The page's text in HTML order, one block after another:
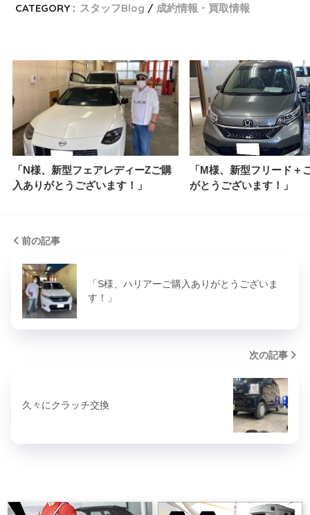
CATEGORY : スタッフBlog 成約情報・買取情報
「N様、新型フェアレディーZご購
入ありがとうございます！」
「M様、新型フリード＋
がとうございます！」
前の記事
「S様、ハリアーご購入ありがとうございま
す！」
次の記事
久々にクラッチ交換